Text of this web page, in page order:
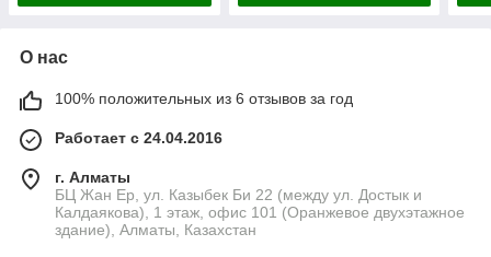
О нас
100% положительных из 6 отзывов за год
Работает с 24.04.2016
г. Алматы
БЦ Жан Ер, ул. Казыбек Би 22 (между ул. Достык и
Калдаякова), 1 этаж, офис 101 (Оранжевое двухэтажное
здание), Алматы, Казахстан